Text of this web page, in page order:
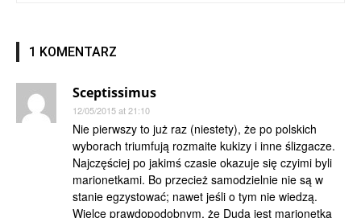
1 KOMENTARZ
Sceptissimus
12/05/2015 at 21:10
Nie pierwszy to już raz (niestety), że po polskich
wyborach triumfują rozmaite kukizy i inne ślizgacze.
Najczęściej po jakimś czasie okazuje się czyimi byli
marionetkami. Bo przecież samodzielnie nie są w
stanie egzystować; nawet jeśli o tym nie wiedzą.
Wielce prawdopodobnym, że Duda jest marionetką